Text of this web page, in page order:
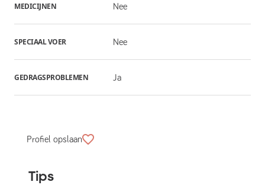
MEDICIJNEN Nee
SPECIAAL VOER Nee
GEDRAGSPROBLEMEN Ja
Profiel opslaan
Tips